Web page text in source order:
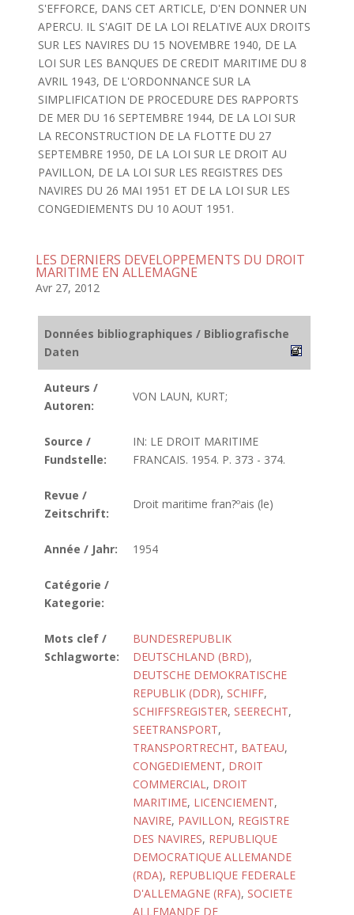
S'EFFORCE, DANS CET ARTICLE, D'EN DONNER UN
APERCU. IL S'AGIT DE LA LOI RELATIVE AUX DROITS
SUR LES NAVIRES DU 15 NOVEMBRE 1940, DE LA
LOI SUR LES BANQUES DE CREDIT MARITIME DU 8
AVRIL 1943, DE L'ORDONNANCE SUR LA
SIMPLIFICATION DE PROCEDURE DES RAPPORTS
DE MER DU 16 SEPTEMBRE 1944, DE LA LOI SUR
LA RECONSTRUCTION DE LA FLOTTE DU 27
SEPTEMBRE 1950, DE LA LOI SUR LE DROIT AU
PAVILLON, DE LA LOI SUR LES REGISTRES DES
NAVIRES DU 26 MAI 1951 ET DE LA LOI SUR LES
CONGEDIEMENTS DU 10 AOUT 1951.
LES DERNIERS DEVELOPPEMENTS DU DROIT
MARITIME EN ALLEMAGNE
Avr 27, 2012
Données bibliographiques / Bibliografische
Daten
Auteurs /
Autoren:
VON LAUN, KURT;
Source /
Fundstelle:
IN: LE DROIT MARITIME
FRANCAIS. 1954. P. 373 - 374.
Revue /
Zeitschrift:
Droit maritime fran?ºais (le)
Année / Jahr: 1954
Catégorie /
Kategorie:
Mots clef /
Schlagworte:
BUNDESREPUBLIK
DEUTSCHLAND (BRD),
DEUTSCHE DEMOKRATISCHE
REPUBLIK (DDR), SCHIFF,
SCHIFFSREGISTER, SEERECHT,
SEETRANSPORT,
TRANSPORTRECHT, BATEAU,
CONGEDIEMENT, DROIT
COMMERCIAL, DROIT
MARITIME, LICENCIEMENT,
NAVIRE, PAVILLON, REGISTRE
DES NAVIRES, REPUBLIQUE
DEMOCRATIQUE ALLEMANDE
(RDA), REPUBLIQUE FEDERALE
D'ALLEMAGNE (RFA), SOCIETE
ALLEMANDE DE